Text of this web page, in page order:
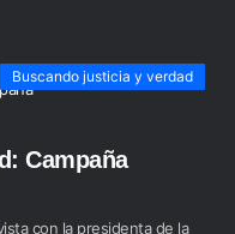
Buscando justicia y verdad
Campaña
con la presidenta de la